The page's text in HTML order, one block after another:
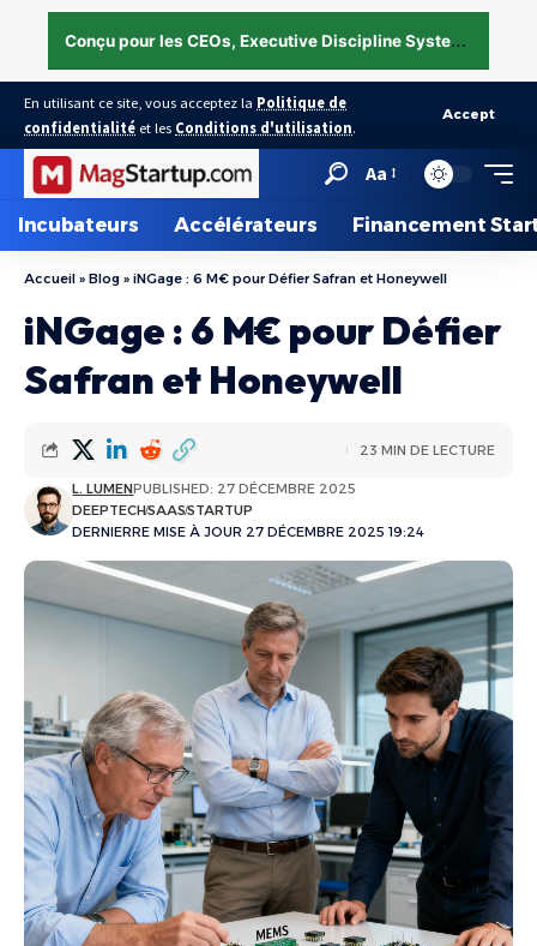
C
onçu pour les CEOs, Executive Discipline System — structurer l’exécution sous pression →
En utilisant ce site, vous acceptez la Politique de
confidentialité et les Conditions d'utilisation.
Accept
Aa
Incubateurs Accélérateurs Financement
Accueil » Blog » iNGage : 6 M€ pour Défier Safran et Honeywell
iNGage : 6 M€ pour Défier
Safran et Honeywell
DERNIERRE MISE À JOUR 27 DÉCEMBRE 2025 19:24
L. LUMENPUBLISHED: 27 DÉCEMBRE 2025
DEEPTECHSAASSTARTUP
23 MIN DE LECTURE